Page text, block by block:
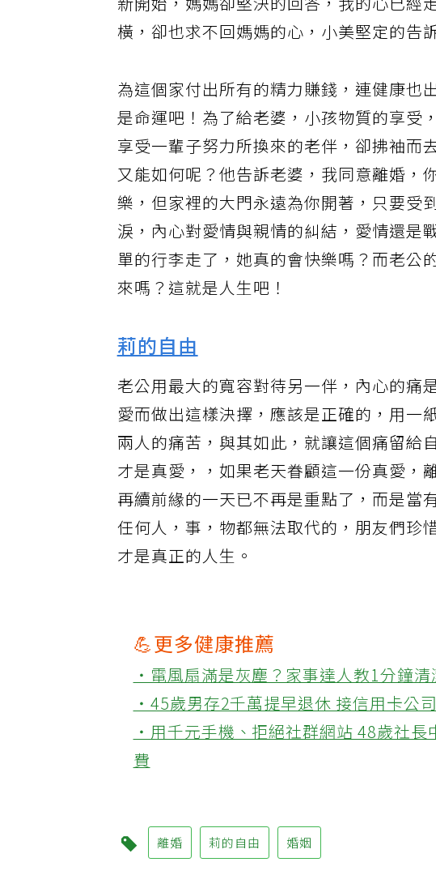
新開始，媽媽卻堅決的回答，我的心已經
橫，卻也求不回媽媽的心，小美堅定的告
為這個家付出所有的精力賺錢，連健康也
是命運吧！為了給老婆，小孩物質的享受
享受一輩子努力所換來的老伴，卻拂袖而
又能如何呢？他告訴老婆，我同意離婚，
樂，但家裡的大門永遠為你開著，只要受
淚，內心對愛情與親情的糾結，愛情還是
單的行李走了，她真的會快樂嗎？而老公
來嗎？這就是人生吧！
莉的自由
老公用最大的寬容對待另一伴，內心的痛
愛而做出這樣決擇，應該是正確的，用一
兩人的痛苦，與其如此，就讓這個痛留給
才是真愛，，如果老天眷顧這一份真愛，
再續前緣的一天已不再是重點了，而是當
任何人，事，物都無法取代的，朋友們珍
才是真正的人生。
💪更多健康推薦
‧電風扇滿是灰塵？家事達人教1分鐘
‧45歲男存2千萬提早退休 接信用卡公
‧用千元手機、拒絕社群網站 48歲社
費
離婚 莉的自由 婚姻